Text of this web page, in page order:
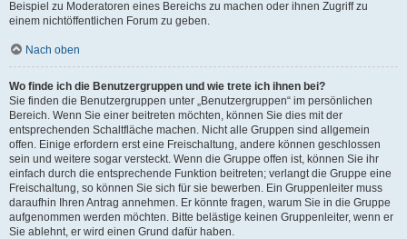
Beispiel zu Moderatoren eines Bereichs zu machen oder ihnen Zugriff zu
einem nichtöffentlichen Forum zu geben.
Nach oben
Wo finde ich die Benutzergruppen und wie trete ich ihnen bei?
Sie finden die Benutzergruppen unter „Benutzergruppen“ im persönlichen
Bereich. Wenn Sie einer beitreten möchten, können Sie dies mit der
entsprechenden Schaltfläche machen. Nicht alle Gruppen sind allgemein
offen. Einige erfordern erst eine Freischaltung, andere können geschlossen
sein und weitere sogar versteckt. Wenn die Gruppe offen ist, können Sie ihr
einfach durch die entsprechende Funktion beitreten; verlangt die Gruppe eine
Freischaltung, so können Sie sich für sie bewerben. Ein Gruppenleiter muss
daraufhin Ihren Antrag annehmen. Er könnte fragen, warum Sie in die Gruppe
aufgenommen werden möchten. Bitte belästige keinen Gruppenleiter, wenn er
Sie ablehnt, er wird einen Grund dafür haben.